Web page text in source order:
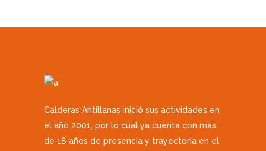
Calderas Antillanas inició sus actividades en
el año 2001, por lo cual ya cuenta con más
de 18 años de presencia y trayectoria en el